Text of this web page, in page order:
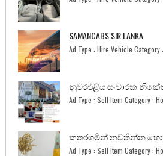
SAMANCABS SIR LANKA
Ad Type : Hire Vehicle Category :
නුවරඑළිය සංචාරක
Ad Type : Sell Item Category :
කතරගමින් නවතින්න
Ad Type : Sell Item Category :